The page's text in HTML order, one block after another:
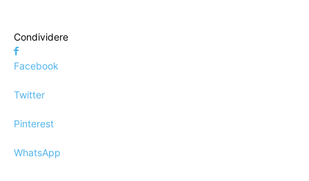
Condividere
Facebook
Twitter
Pinterest
WhatsApp